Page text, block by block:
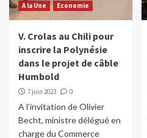
A la Une Economie
V. Crolas au Chili pour
inscrire la Polynésie
dans le projet de câble
Humbold
7 juin 2023 0
A l’invitation de Olivier
Becht, ministre délégué en
charge du Commerce